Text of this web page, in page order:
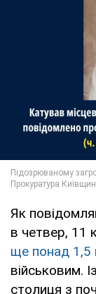
Як
в четвер, 11
ще понад 1,5
військовим.
столиця з